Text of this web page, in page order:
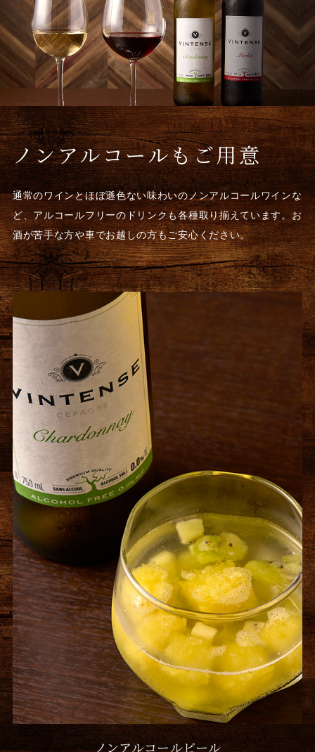
ノンアルコールもご用意
通常のワインとほぼ遜色ない味わいのノンアルコールワインな
ど、 アルコールフリーのドリンクも各種取り揃えています。 お
酒が苦手な方や車でお越しの方もご安心ください。
ノンアルコールビール